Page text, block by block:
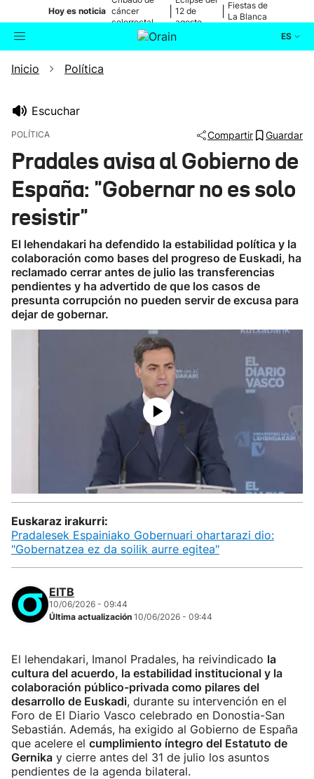
Hoy es noticia cáncer
colorrectal
12 de
agosto
Fiestas de
La Blanca
ES
Buscador
Ikusmiran
Inicio Política
Escuchar
POLÍTICA Compartir Guardar
Pradales avisa al Gobierno de
España: "Gobernar no es solo
resistir"
El lehendakari ha defendido la estabilidad política y la
colaboración como bases del progreso de Euskadi, ha
reclamado cerrar antes de julio las transferencias
pendientes y ha advertido de que los casos de
presunta corrupción no pueden servir de excusa para
dejar de gobernar.
Euskaraz irakurri:
Pradalesek Espainiako Gobernuari ohartarazi dio:
"Gobernatzea ez da soilik aurre egitea"
EITB
10/06/2026 - 09:44
Última actualización 10/06/2026 - 09:44
El lehendakari, Imanol Pradales, ha reivindicado la
cultura del acuerdo, la estabilidad institucional y la
colaboración público-privada como pilares del
desarrollo de Euskadi, durante su intervención en el
Foro de El Diario Vasco celebrado en Donostia-San
Sebastián. Además, ha exigido al Gobierno de España
que acelere el cumplimiento íntegro del Estatuto de
Gernika y cierre antes del 31 de julio los asuntos
pendientes de la agenda bilateral.